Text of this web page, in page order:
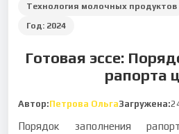
Технология молочных продуктов
Год: 2024
Готовая эссе:
рапорта
Автор:Петрова ОльгаЗагружена:
Порядок заполнения